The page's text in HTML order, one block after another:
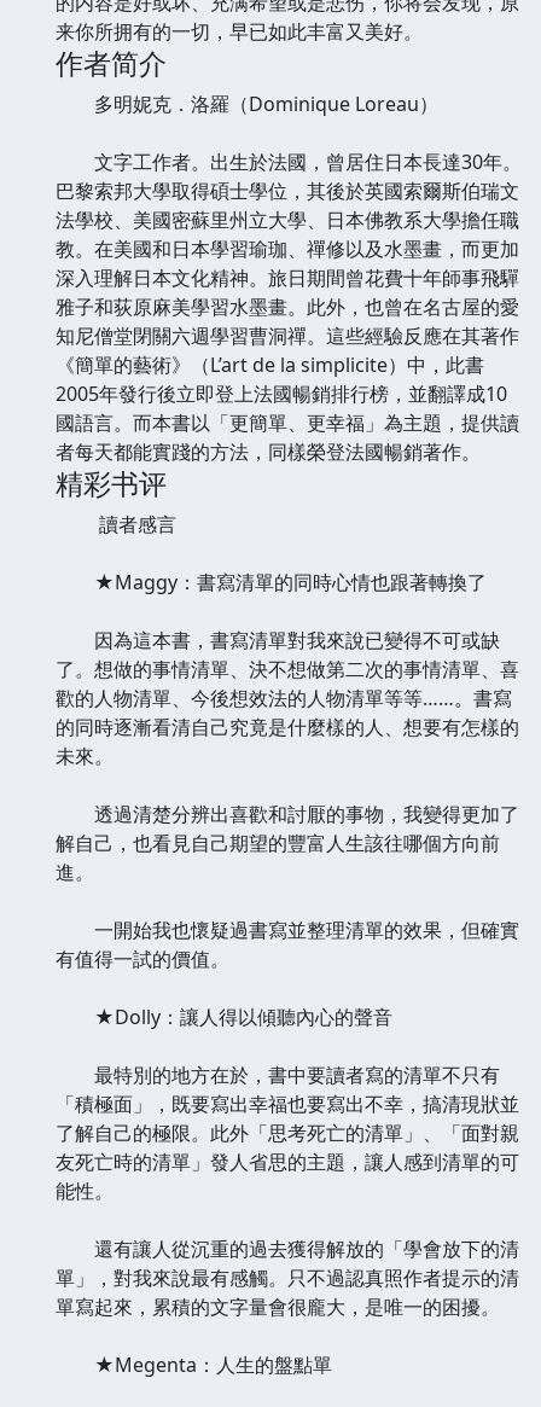
来你所拥有的一切，早已如此丰富又美好。
作者简介
多明妮克．洛羅（Dominique Loreau）
文字工作者。出生於法國，曾居住日本長達30年。
巴黎索邦大學取得碩士學位，其後於英國索爾斯伯瑞文
法學校、美國密蘇里州立大學、日本佛教系大學擔任職
教。在美國和日本學習瑜珈、禪修以及水墨畫，而更加
深入理解日本文化精神。旅日期間曾花費十年師事飛驒
雅子和荻原麻美學習水墨畫。此外，也曾在名古屋的愛
知尼僧堂閉關六週學習曹洞禪。這些經驗反應在其著作
《簡單的藝術》（L’art de la simplicite）中，此書
2005年發行後立即登上法國暢銷排行榜，並翻譯成10
國語言。而本書以「更簡單、更幸福」為主題，提供讀
者每天都能實踐的方法，同樣榮登法國暢銷著作。
精彩书评
讀者感言
★Maggy：書寫清單的同時心情也跟著轉換了
因為這本書，書寫清單對我來說已變得不可或缺
了。想做的事情清單、決不想做第二次的事情清單、喜
歡的人物清單、今後想效法的人物清單等等……。書寫
的同時逐漸看清自己究竟是什麼樣的人、想要有怎樣的
未來。
透過清楚分辨出喜歡和討厭的事物，我變得更加了
解自己，也看見自己期望的豐富人生該往哪個方向前
進。
一開始我也懷疑過書寫並整理清單的效果，但確實
有值得一試的價值。
★Dolly：讓人得以傾聽內心的聲音
最特別的地方在於，書中要讀者寫的清單不只有
「積極面」，既要寫出幸福也要寫出不幸，搞清現狀並
了解自己的極限。此外「思考死亡的清單」、「面對親
友死亡時的清單」發人省思的主題，讓人感到清單的可
能性。
還有讓人從沉重的過去獲得解放的「學會放下的清
單」，對我來說最有感觸。只不過認真照作者提示的清
單寫起來，累積的文字量會很龐大，是唯一的困擾。
★Megenta：人生的盤點單